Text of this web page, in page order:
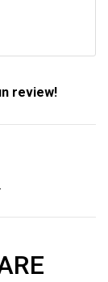
review!